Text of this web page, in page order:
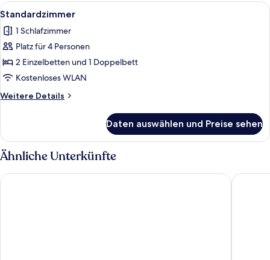
Alle
Fotos
für
Standardzimmer
anzeigen
Ein Hotelzimmer mit zwei Betten,
4
Standardzimmer
1 Schlafzimmer
Platz für 4 Personen
2 Einzelbetten und 1 Doppelbett
Kostenloses WLAN
Weitere Details
Weitere
Daten auswählen und Preise sehen
Ähnliche Unterkünfte
Costa Mar Recife by ACM Hotel